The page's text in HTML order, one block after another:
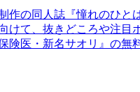
作の同人誌『憧れのひと
けて、抜きどころや注目
険医・新名サオリ』の無